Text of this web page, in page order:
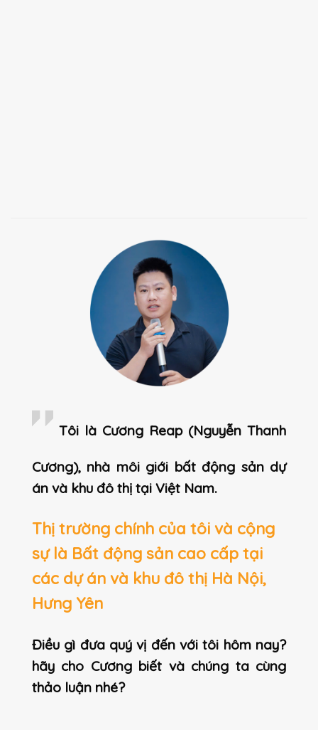
Tôi là Cương Reap (Nguyễn Thanh
Cương), nhà môi giới bất động sản dự
án và khu đô thị tại Việt Nam.
Thị trường chính của tôi và cộng
sự là Bất động sản cao cấp tại
các dự án và khu đô thị Hà Nội,
Hưng Yên
Điều gì đưa quý vị đến với tôi hôm nay?
hãy cho Cương biết và chúng ta cùng
thảo luận nhé?